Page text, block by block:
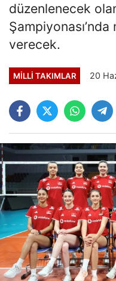
düzenlenecek
verecek.
MILLI TAKIMLAR 20